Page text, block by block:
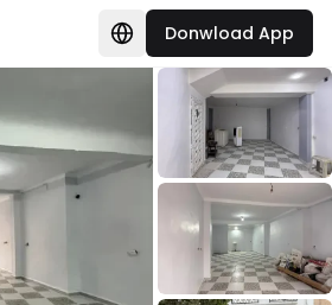
Donwload App